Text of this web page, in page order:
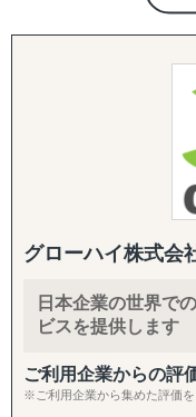
営、オンラインでの
に商品を展示し、QR
ストア販売」を実現
Magento（マジェン
ス）を利用した海外
ール(eBay, Amazon,
MALL Globalなど）
ご愛用いただいてい
越境ECに関するセミ
グローハイ株式会
日本企業の世界で
ビスを提供します
ご利用企業からの評
※ご利用企業から集めた評価